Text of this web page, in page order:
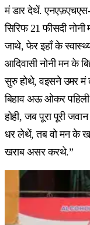
मं डार देथें. एनएफ़एचएस-
सिरिफ 21 फीसदी
जाथे, फेर इहाँ के
आदिवासी नोनी मन के
सुरु होथे, वइसने उमर मं
बिहाव अऊ ओकर
होही, जब पूरा पूरी
धर लेथें, तब वो मन के
खराब असर